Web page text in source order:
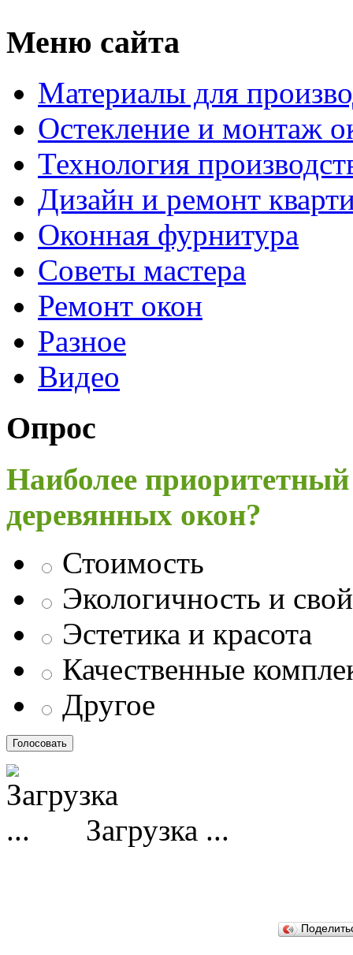
Меню сайта
Материалы для
Остекление и монтаж
Технология
Дизайн и ремонт
Оконная фурнитура
Советы мастера
Ремонт окон
Разное
Видео
Опрос
Наиболее
деревянных окон?
Стоимость
Экологичность и
Эстетика и красота
Качественные
Другое
Загрузка ...